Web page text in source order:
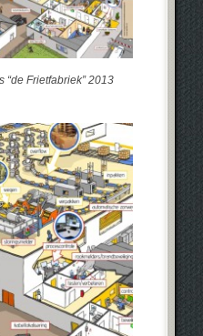
“de Frietfabriek” 2013